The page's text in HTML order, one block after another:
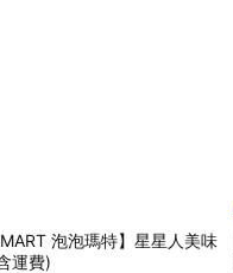
泡泡瑪特】星星人美味
運費)